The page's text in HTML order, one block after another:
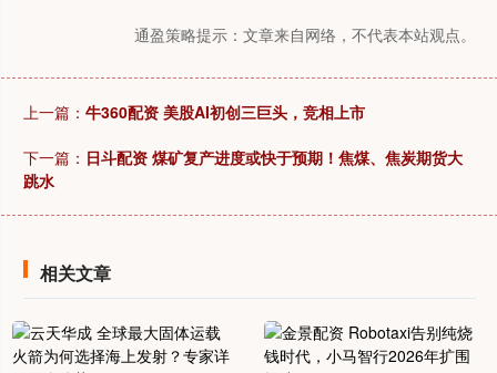
通盈策略提示：文章来自网络，不代表本站观点。
上一篇： 牛360配资 美股AI初创三巨头，竞相上市
下一篇： 日斗配资 煤矿复产进度或快于预期！焦煤、焦炭期货大
跳水
相关文章